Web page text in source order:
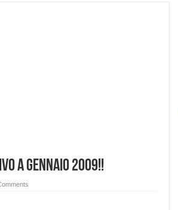
a Gennaio 2009!!